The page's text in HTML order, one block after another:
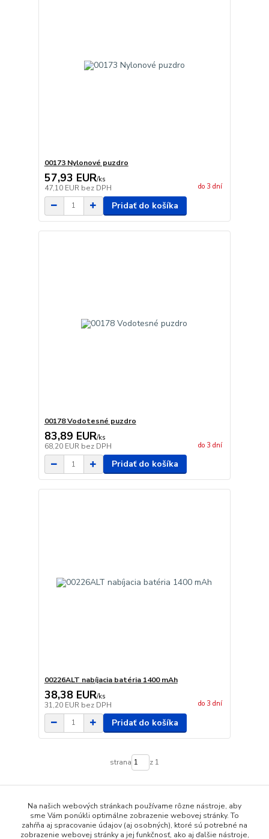
00173 Nylonové puzdro
57,93 EUR/ks
47,10 EUR bez DPH do 3 dní
Pridať do košíka
00178 Vodotesné puzdro
83,89 EUR/ks
68,20 EUR bez DPH do 3 dní
Pridať do košíka
00226ALT nabíjacia batéria 1400 mAh
38,38 EUR/ks
31,20 EUR bez DPH do 3 dní
Pridať do košíka
strana z 1
Na našich webových stránkach používame rôzne nástroje, aby
sme Vám ponúkli optimálne zobrazenie webovej stránky. To
zahŕňa aj spracovanie údajov (aj osobných), ktoré sú potrebné na
zobrazenie webovej stránky a jej funkčnosť, ako aj ďalšie nástroje,